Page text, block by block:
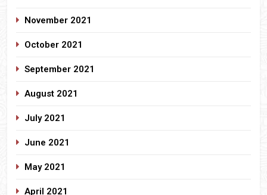
November 2021
October 2021
September 2021
August 2021
July 2021
June 2021
May 2021
April 2021